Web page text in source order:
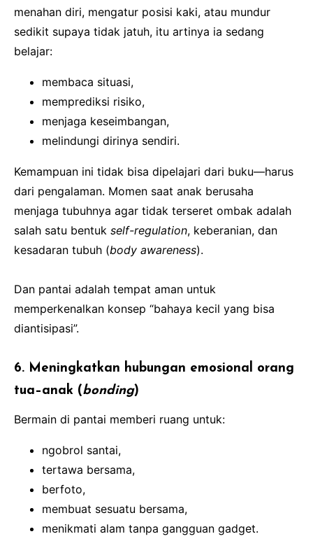
menahan diri, mengatur posisi kaki, atau mundur
sedikit supaya tidak jatuh, itu artinya ia sedang
belajar:
membaca situasi,
memprediksi risiko,
menjaga keseimbangan,
melindungi dirinya sendiri.
Kemampuan ini tidak bisa dipelajari dari buku—harus
dari pengalaman. Momen saat anak berusaha
menjaga tubuhnya agar tidak terseret ombak adalah
salah satu bentuk self-regulation, keberanian, dan
kesadaran tubuh (body awareness).
Dan pantai adalah tempat aman untuk
memperkenalkan konsep “bahaya kecil yang bisa
diantisipasi”.
6. Meningkatkan hubungan emosional orang
tua–anak (bonding)
Bermain di pantai memberi ruang untuk:
ngobrol santai,
tertawa bersama,
berfoto,
membuat sesuatu bersama,
menikmati alam tanpa gangguan gadget.